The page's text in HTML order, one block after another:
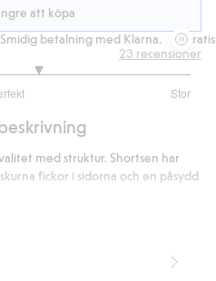
att köpa
betalning med Klarna. Gratis
Stor
23 recensioner
med struktur. Shortsen har
fickor i sidorna och en påsydd